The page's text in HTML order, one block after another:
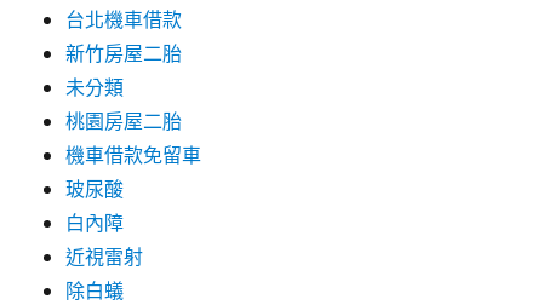
台北機車借款
新竹房屋二胎
未分類
桃園房屋二胎
機車借款免留車
玻尿酸
白內障
近視雷射
除白蟻